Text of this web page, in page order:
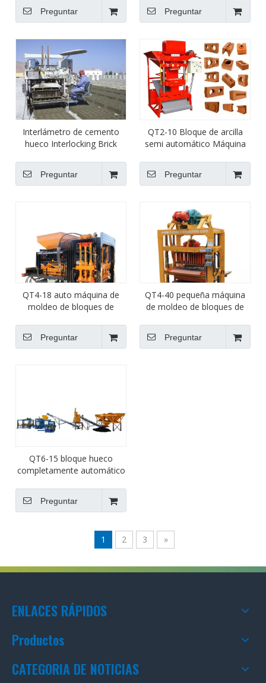
de piedra para la venta
Preguntar
hormigón para la venta
Preguntar
Interlámetro de cemento
hueco Interlocking Brick
Machine
Preguntar
QT2-10 Bloque de arcilla
semi automático Máquina
Preguntar
QT4-18 auto máquina de
moldeo de bloques de
enclavamiento
Preguntar
QT4-40 pequeña máquina
de moldeo de bloques de
huecos / máquina de
Preguntar
QT6-15 bloque hueco
completamente automático
enclavamiento de
ladrillo cabro
Preguntar
1 2 3 »
ENLACES RÁPIDOS
Productos
CATEGORIA DE NOTICIAS